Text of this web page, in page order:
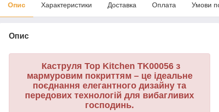
Опис Характеристики Доставка Оплата Умови
Опис
Каструля Top Kitchen TK00056 з
мармуровим покриттям – це ідеальне
поєднання елегантного дизайну та
передових технологій для вибагливих
господинь.